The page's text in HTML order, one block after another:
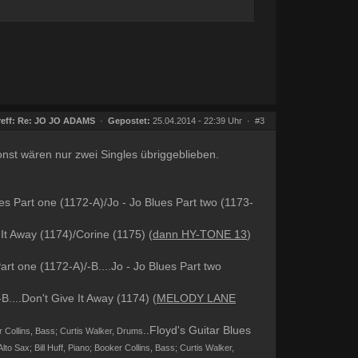
Re: JO JO ADAMS · Gepostet: 25.04.2014 - 22:39 Uhr · #3
wären nur zwei Singles übriggeblieben.
Part one (1172-A)/Jo - Jo Blues Part two (1173-
Away (1174)/Corine (1175) (dann HY-TONE 13)
one (1172-A)/-B....Jo - Jo Blues Part two
Give It Away (1174) (MELODY LANE
Collins, Bass; Curtis Walker, Drums ..Floyd's Guitar Blues
Sax; Bill Huff, Piano; Booker Collins, Bass; Curtis Walker,